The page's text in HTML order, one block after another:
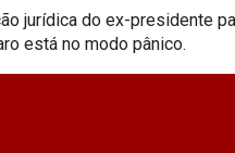
jurídica do ex-presidente
está no modo pânico.